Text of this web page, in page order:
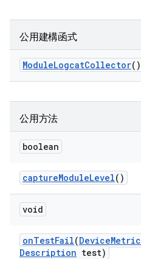
公用建構函式
ModuleLogcatCollector()
公用方法
boolean
captureModuleLevel()
void
onTestFail(DeviceMetric
Description test)